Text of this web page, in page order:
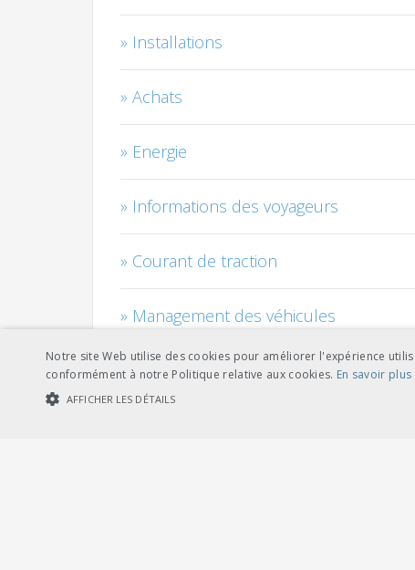
Installations
Achats
Energie
Informations des voyageurs
Courant de traction
Management des véhicules
Câbles
Notre site Web utilise des cookies pour améliorer l'expérience
conformément à notre Politique relative aux cookies. En savoir plus
AFFICHER LES DÉTAILS